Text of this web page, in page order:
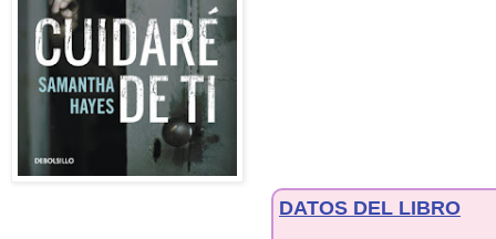
DATOS DEL LIBRO